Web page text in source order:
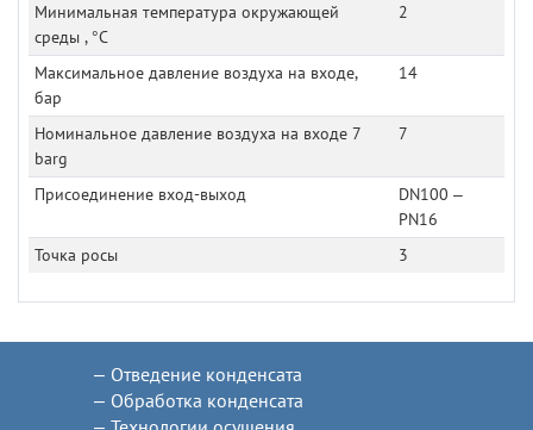
Минимальная температура окружающей
среды , °C
2
Максимальное давление воздуха на входе,
бар
14
Номинальное давление воздуха на входе 7
barg
7
Присоединение вход-выход
DN100 –
PN16
Точка росы
3
Отведение конденсата
Обработка конденсата